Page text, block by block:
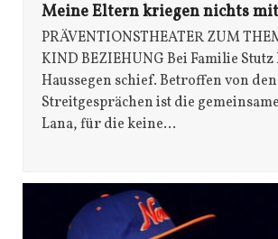
Meine Eltern kriegen nichts mit
PRÄVENTIONSTHEATER ZUM
KIND BEZIEHUNG Bei Familie
Haussegen schief. Betroffen von
Streitgesprächen ist die
Lana, für die keine…